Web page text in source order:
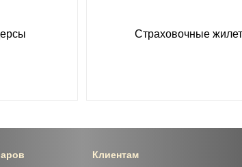
Страховочные
Клиентам